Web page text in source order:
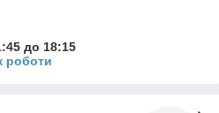
до 18:15
роботи